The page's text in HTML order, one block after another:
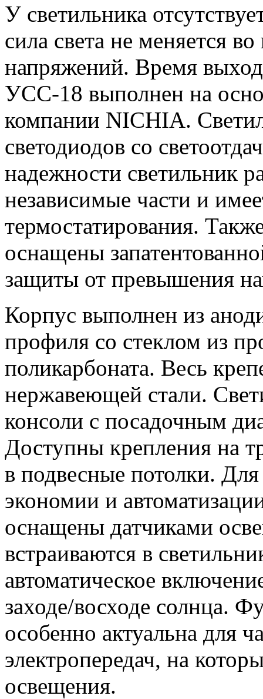
У светильника
сила света не меняется
напряжений. Время
УСС-18 выполнен на
компании NICHIA.
светодиодов со
надежности светильник
независимые части и
термостатирования.
оснащены
защиты от превышения
Корпус выполнен из
профиля со стеклом из
поликарбоната. Весь
нержавеющей стали.
консоли с посадочным
Доступны крепления на
в подвесные потолки.
экономии и
оснащены датчиками
встраиваются в
автоматическое
заходе/восходе солнца.
особенно актуальна для
электропередач, на
освещения.